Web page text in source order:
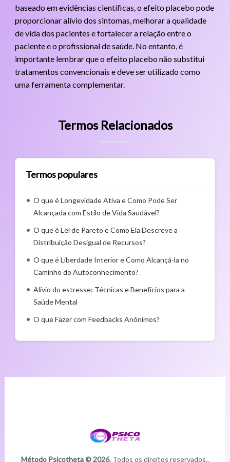
baseado em evidências científicas, o efeito placebo pode
proporcionar alívio dos sintomas, melhorar a qualidade
de vida dos pacientes e fortalecer a relação entre o
paciente e o profissional de saúde. No entanto, é
importante lembrar que o efeito placebo não substitui
tratamentos convencionais e deve ser utilizado como
uma ferramenta complementar.
Termos Relacionados
Termos populares
O que é Longevidade Ativa e Como Pode Ser
Alcançada com Estilo de Vida Saudável?
O que é Lei de Pareto e Como Ela Descreve a
Distribuição Desigual de Recursos?
O que é Liberdade Interior e Como Alcançá-la no
Caminho do Autoconhecimento?
Alívio do estresse: Técnicas e Benefícios para a
Saúde Mental
O que Fazer com Feedbacks Anônimos?
Método Psicotheta © 2026. Todos os direitos reservados..